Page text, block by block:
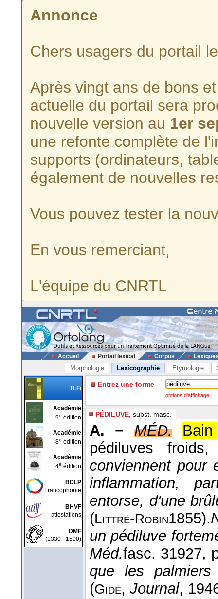
Annonce
Chers usagers du portail
Après vingt ans de bons
actuelle du portail sera
nouvelle version au 1er
une refonte complète de
supports (ordinateurs,
également de nouvelles
Vous pouvez tester la
En vous remerciant,
L'équipe du CNRTL
Accueil Portail lexical Corpus
Morphologie Lexicographie Etymologie
TLFi
Académie
9e édition
Académie
8e édition
Académie
4e édition
BDLP
Francophonie
BHVF
attestations
DMF
(1330 - 1500)
Entrez une forme
options d'affichage
PÉDILUVE , subst. masc.
A. − MÉD.
pédiluves
conviennent pour
inflammation,
entorse, d'une
(Littré-Robin1855).
un pédiluve
Méd.fasc. 31927,
que les palmiers
(Gide, Journal,